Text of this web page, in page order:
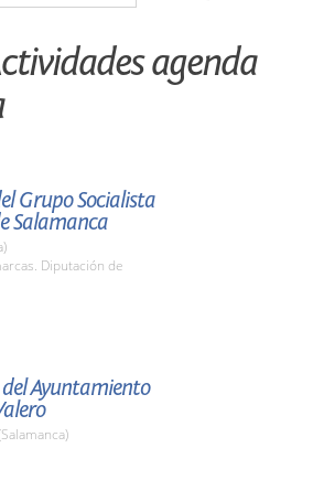
agenda
Grupo Socialista
Salamanca
Diputación de
Ayuntamiento